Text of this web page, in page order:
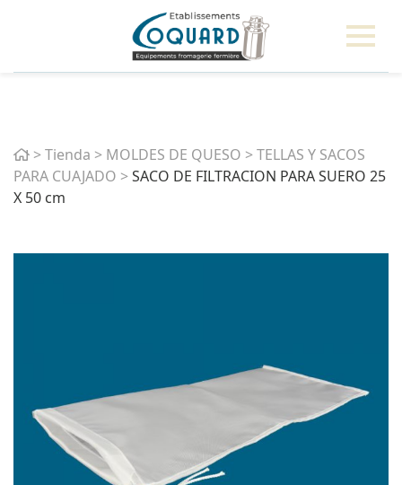
Home
>Tienda > MOLDES DE QUESO >TELLAS Y SACOS
PARA CUAJADO >SACO DE FILTRACION PARA SUERO 25
X 50 cm